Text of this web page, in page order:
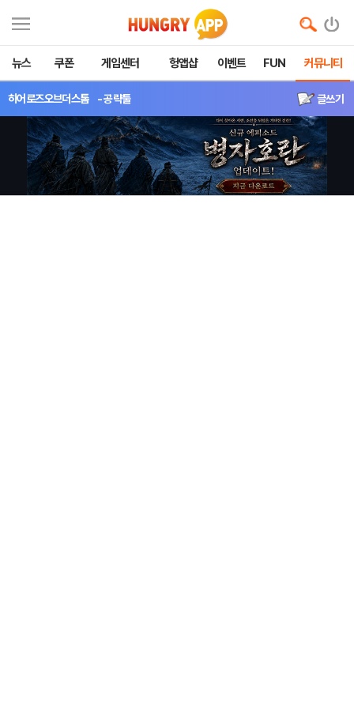
뉴스 쿠폰 게임센터 헝앱샵 이벤트 FUN 커뮤니티
히어로즈오브더스톰 - 공략툴 글쓰기